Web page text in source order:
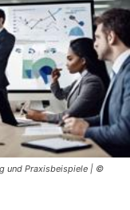
und Praxisbeispiele | ©